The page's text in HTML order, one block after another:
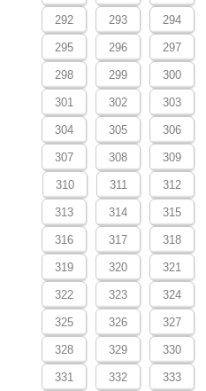
292 293 294
295 296 297
298 299 300
301 302 303
304 305 306
307 308 309
310 311 312
313 314 315
316 317 318
319 320 321
322 323 324
325 326 327
328 329 330
331 332 333